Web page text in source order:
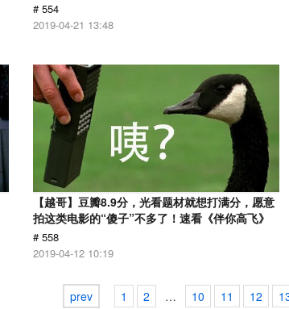
# 554
2019-04-21 13:48
【越哥】豆瓣8.9分，光看题材就想打满分，愿意
拍这类电影的“傻子”不多了！速看《伴你高飞》
# 558
2019-04-12 10:19
prev 1 2 … 10 11 12